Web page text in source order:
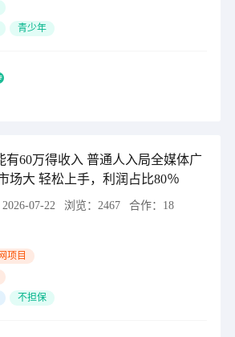
青少年
有60万得收入 普通人入局全媒体广
场大 轻松上手，利润占比80％
2026-07-22 浏览： 2467 合作： 18
项目
不担保